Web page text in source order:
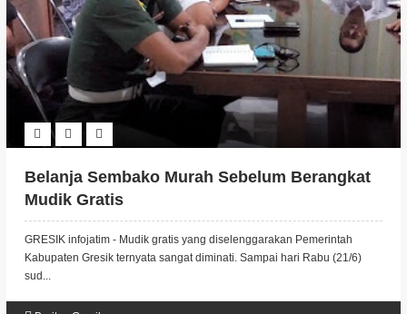
Belanja Sembako Murah Sebelum Berangkat
Mudik Gratis
GRESIK infojatim - Mudik gratis yang diselenggarakan Pemerintah
Kabupaten Gresik ternyata sangat diminati. Sampai hari Rabu (21/6)
sud...